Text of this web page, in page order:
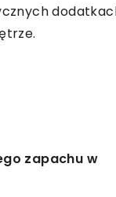
zapachu w